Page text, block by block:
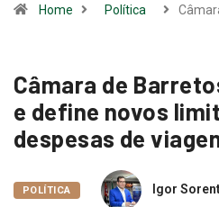
Home Política
Câmara de
e define novos
despesas de
POLÍTICA Igor